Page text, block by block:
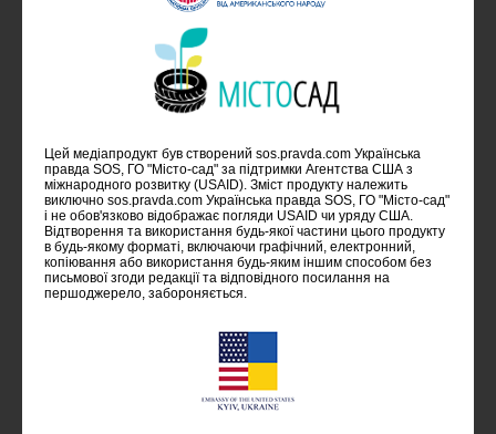
Цей медіапродукт був створений sos.pravda.com Українська
правда SOS, ГО "Місто-сад" за підтримки Агентства США з
міжнародного розвитку (USAID). Зміст продукту належить
виключно sos.pravda.com Українська правда SOS, ГО "Місто-сад"
i не обов'язково відображає погляди USAID чи уряду США.
Відтворення та використання будь-якої частини цього продукту
в будь-якому форматі, включаючи графічний, електронний,
копіювання або використання будь-яким іншим способом без
письмової згоди редакції та відповідного посилання на
першоджерело, забороняється.